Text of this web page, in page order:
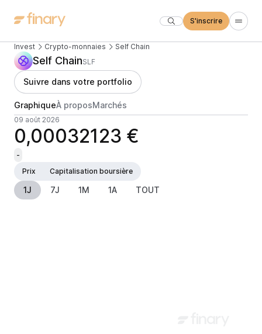
S'inscrire
Invest Crypto-monnaies Self Chain
Self ChainSLF
Suivre dans votre portfolio
GraphiqueÀ proposMarchés
09 août 2026
0,00032123 €
-
Prix
Capitalisation boursière
1J 7J 1M 1A TOUT